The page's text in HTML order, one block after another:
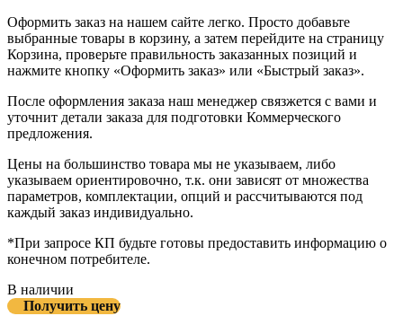
Оформить заказ на нашем сайте легко. Просто добавьте
выбранные товары в корзину, а затем перейдите на страницу
Корзина, проверьте правильность заказанных позиций и
нажмите кнопку «Оформить заказ» или «Быстрый заказ».
После оформления заказа наш менеджер связжется с вами и
уточнит детали заказа для подготовки Коммерческого
предложения.
Цены на большинство товара мы не указываем, либо
указываем ориентировочно, т.к. они зависят от множества
параметров, комплектации, опций и рассчитываются под
каждый заказ индивидуально.
*При запросе КП будьте готовы предоставить информацию о
конечном потребителе.
В наличии
Получить цену